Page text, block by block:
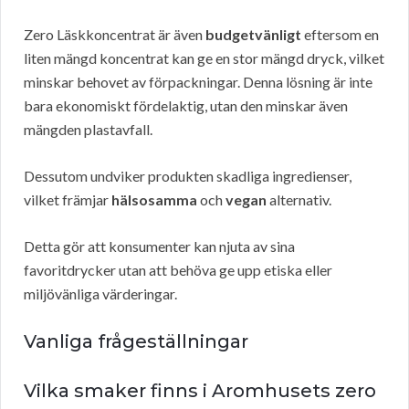
Zero Läskkoncentrat är även budgetvänligt eftersom en
liten mängd koncentrat kan ge en stor mängd dryck, vilket
minskar behovet av förpackningar. Denna lösning är inte
bara ekonomiskt fördelaktig, utan den minskar även
mängden plastavfall.
Dessutom undviker produkten skadliga ingredienser,
vilket främjar hälsosamma ochvegan alternativ.
Detta gör att konsumenter kan njuta av sina
favoritdrycker utan att behöva ge upp etiska eller
miljövänliga värderingar.
Vanliga frågeställningar
Vilka smaker finns i Aromhusets zero